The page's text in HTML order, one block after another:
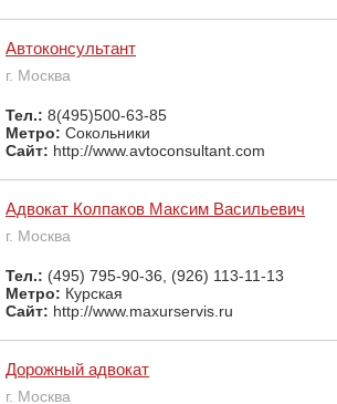
Автоконсультант
г. Москва
Тел.: 8(495)500-63-85
Метро: Сокольники
Сайт: http://www.avtoconsultant.com
Адвокат Колпаков Максим Васильевич
г. Москва
Тел.: (495) 795-90-36, (926) 113-11-13
Метро: Курская
Сайт: http://www.maxurservis.ru
Дорожный адвокат
г. Москва